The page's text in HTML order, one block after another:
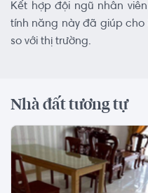
Kết hợp đội ngũ nhân
tính năng này đã giúp
so với thị trường.
Nhà đất tương tự